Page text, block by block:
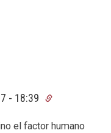
- 18:39
el factor humano